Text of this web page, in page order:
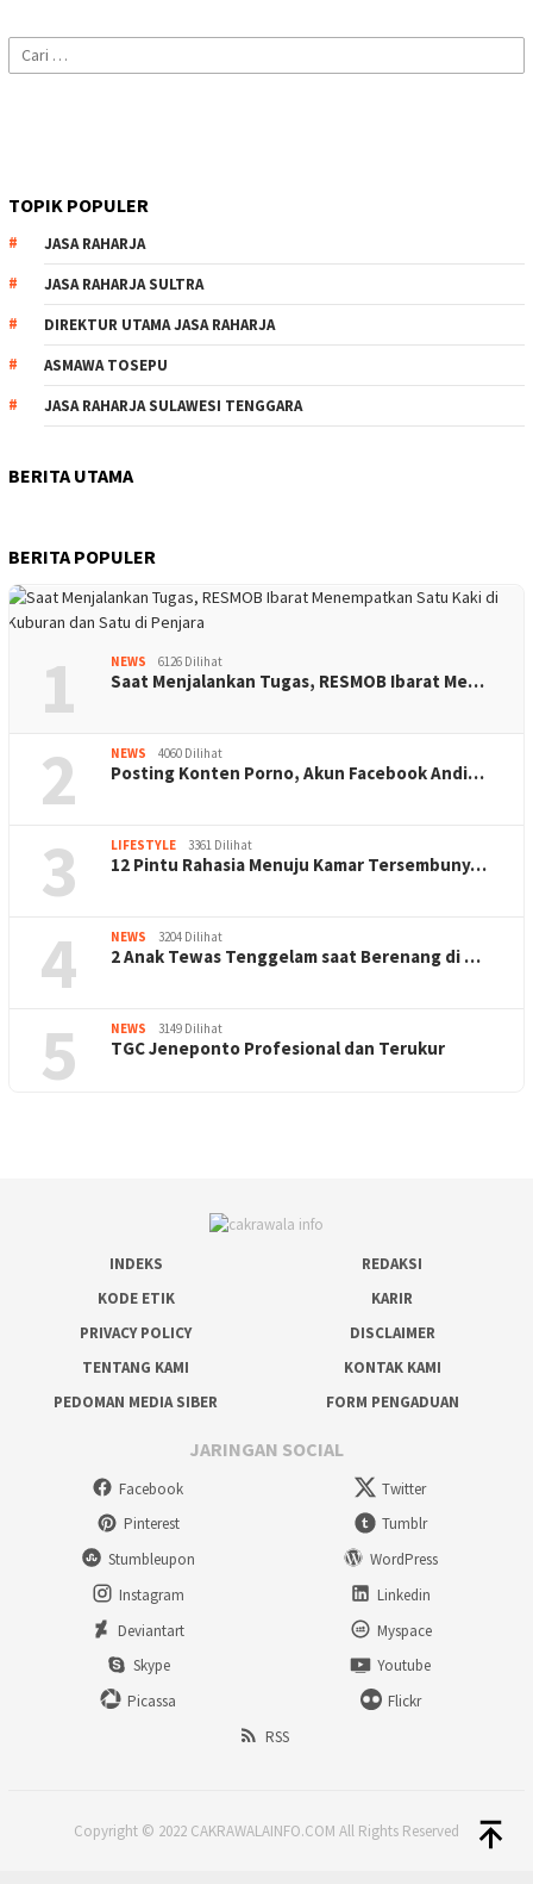
Cari
untuk:
TOPIK POPULER
JASA RAHARJA
JASA RAHARJA SULTRA
DIREKTUR UTAMA JASA RAHARJA
ASMAWA TOSEPU
JASA RAHARJA SULAWESI TENGGARA
BERITA UTAMA
BERITA POPULER
1 NEWS 6126 Dilihat
Saat Menjalankan Tugas, RESMOB Ibarat Me…
2 NEWS 4060 Dilihat
Posting Konten Porno, Akun Facebook Andi…
3 LIFESTYLE 3361 Dilihat
12 Pintu Rahasia Menuju Kamar Tersembuny…
4 NEWS 3204 Dilihat
2 Anak Tewas Tenggelam saat Berenang di …
5 NEWS 3149 Dilihat
TGC Jeneponto Profesional dan Terukur
INDEKS
REDAKSI
KODE ETIK
KARIR
PRIVACY POLICY
DISCLAIMER
TENTANG KAMI
KONTAK KAMI
PEDOMAN MEDIA SIBER
FORM PENGADUAN
JARINGAN SOCIAL
Facebook
Twitter
Pinterest
Tumblr
Stumbleupon
WordPress
Instagram
Linkedin
Deviantart
Myspace
Skype
Youtube
Picassa
Flickr
RSS
Copyright © 2022 CAKRAWALAINFO.COM All Rights Reserved